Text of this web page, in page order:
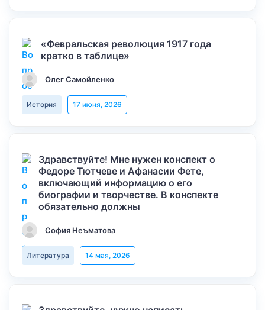
«Февральская революция 1917 года
кратко в таблице»
Олег Самойленко
История 17 июня, 2026
Здравствуйте! Мне нужен конспект о
Федоре Тютчеве и Афанасии Фете,
включающий информацию о его
биографии и творчестве. В конспекте
обязательно должны
София Неъматова
Литература 14 мая, 2026